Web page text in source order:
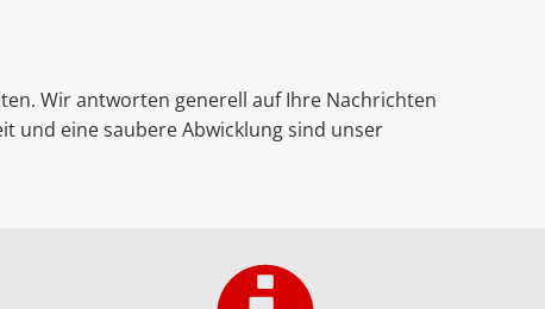
Wir antworten generell auf Ihre Nachrichten
und eine saubere Abwicklung sind unser